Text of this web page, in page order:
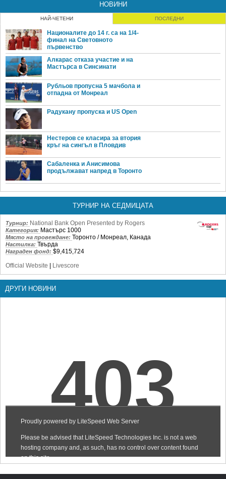
НОВИНИ
НАЙ-ЧЕТЕНИ ПОСЛЕДНИ
Националите до 14 г. са на 1/4-
финал на Световното
първенство
Алкарас отказа участие и на
Мастърса в Синсинати
Рубльов пропусна 5 мачбола и
отпадна от Монреал
Радукану пропуска и US Open
Нестеров се класира за втория
кръг на сингъл в Пловдив
Сабаленка и Анисимова
продължават напред в Торонто
ТУРНИР НА СЕДМИЦАТА
Турнир: National Bank Open Presented by Rogers
Категория: Мастърс 1000
Място на провеждане: Торонто / Монреал, Канада
Настилка: Твърда
Награден фонд: $9,415,724
Official Website
Livescore
ДРУГИ НОВИНИ